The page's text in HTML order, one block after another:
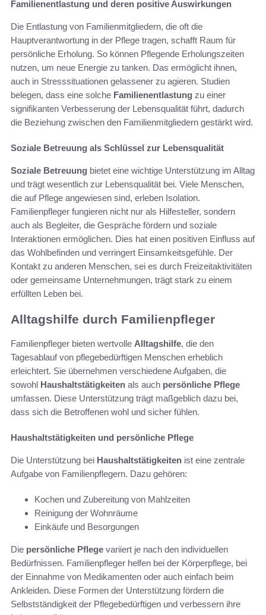
Familienentlastung und deren positive Auswirkungen
Die Entlastung von Familienmitgliedern, die oft die
Hauptverantwortung in der Pflege tragen, schafft Raum für
persönliche Erholung. So können Pflegende Erholungszeiten
nutzen, um neue Energie zu tanken. Das ermöglicht ihnen,
auch in Stresssituationen gelassener zu agieren. Studien
belegen, dass eine solche Familienentlastung zu einer
signifikanten Verbesserung der Lebensqualität führt, dadurch
die Beziehung zwischen den Familienmitgliedern gestärkt wird.
Soziale Betreuung als Schlüssel zur Lebensqualität
Soziale Betreuung bietet eine wichtige Unterstützung im Alltag
und trägt wesentlich zur Lebensqualität bei. Viele Menschen,
die auf Pflege angewiesen sind, erleben Isolation.
Familienpfleger fungieren nicht nur als Hilfesteller, sondern
auch als Begleiter, die Gespräche fördern und soziale
Interaktionen ermöglichen. Dies hat einen positiven Einfluss auf
das Wohlbefinden und verringert Einsamkeitsgefühle. Der
Kontakt zu anderen Menschen, sei es durch Freizeitaktivitäten
oder gemeinsame Unternehmungen, trägt stark zu einem
erfüllten Leben bei.
Alltagshilfe durch Familienpfleger
Familienpfleger bieten wertvolle Alltagshilfe, die den
Tagesablauf von pflegebedürftigen Menschen erheblich
erleichtert. Sie übernehmen verschiedene Aufgaben, die
sowohl Haushaltstätigkeiten als auch persönliche Pflege
umfassen. Diese Unterstützung trägt maßgeblich dazu bei,
dass sich die Betroffenen wohl und sicher fühlen.
Haushaltstätigkeiten und persönliche Pflege
Die Unterstützung bei Haushaltstätigkeiten ist eine zentrale
Aufgabe von Familienpflegern. Dazu gehören:
Kochen und Zubereitung von Mahlzeiten
Reinigung der Wohnräume
Einkäufe und Besorgungen
Die persönliche Pflege variiert je nach den individuellen
Bedürfnissen. Familienpfleger helfen bei der Körperpflege, bei
der Einnahme von Medikamenten oder auch einfach beim
Ankleiden. Diese Formen der Unterstützung fördern die
Selbstständigkeit der Pflegebedürftigen und verbessern ihre